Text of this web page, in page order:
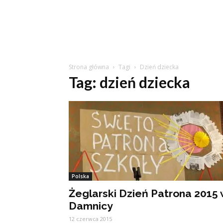
Strona główna Tagi Dzień dziecka
Tag: dzień dziecka
Polska
Żeglarski Dzień Patrona 2015
Damnicy
12 czerwca 2015